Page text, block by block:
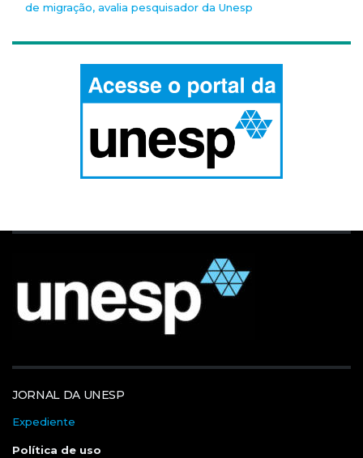
de migração, avalia pesquisador da Unesp
JORNAL DA UNESP
Expediente
Política de uso